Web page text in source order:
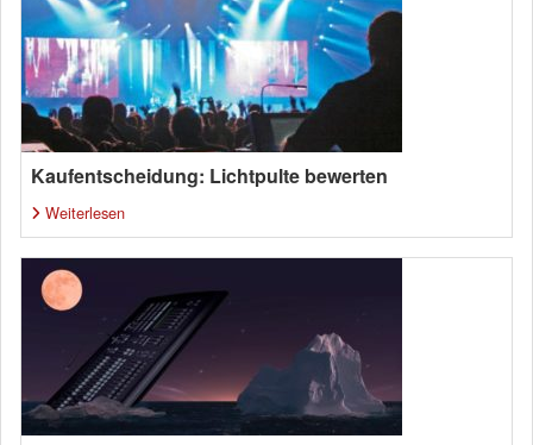
Kaufentscheidung: Lichtpulte bewerten
Weiterlesen